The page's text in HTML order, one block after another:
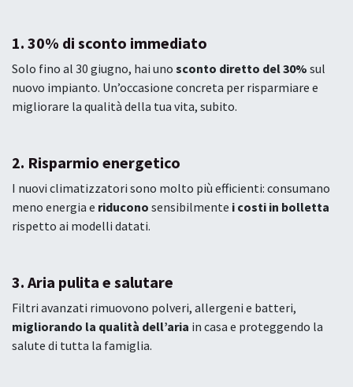
1. 30% di sconto immediato
Solo fino al 30 giugno, hai uno sconto diretto del 30% sul
nuovo impianto. Un’occasione concreta per risparmiare e
migliorare la qualità della tua vita, subito.
2. Risparmio energetico
I nuovi climatizzatori sono molto più efficienti: consumano
meno energia e riducono sensibilmente i costi in bolletta
rispetto ai modelli datati.
3. Aria pulita e salutare
Filtri avanzati rimuovono polveri, allergeni e batteri,
migliorando la qualità dell’aria in casa e proteggendo la
salute di tutta la famiglia.